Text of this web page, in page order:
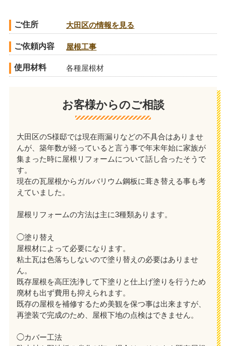
ご住所 大田区の情報を見る
ご依頼内容 屋根工事
使用材料 各種屋根材
お客様からのご相談
大田区のS様邸では現在雨漏りなどの不具合はありませ
んが、築年数が経っていると言う事で年末年始に家族が
集まった時に屋根リフォームについて話し合ったそうで
す。
現在の瓦屋根からガルバリウム鋼板に葺き替える事も考
えていました。
屋根リフォームの方法は主に3種類あります。
◯塗り替え
屋根材によって必要になります。
粘土瓦は色落ちしないので塗り替えの必要はありませ
ん。
既存屋根を高圧洗浄して下塗りと仕上げ塗りを行うため
廃材も出ず費用も抑えられます。
既存の屋根を補修するため美観を保つ事は出来ますが、
再塗装で完成のため、屋根下地の点検はできません。
◯カバー工法